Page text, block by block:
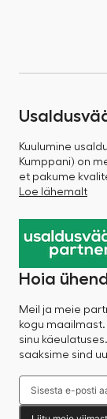
Kuulumine
Kumppani) on
et pakume
Loe lähemalt
Hoia
Meil ja meie
kogu
sinu
saaksime sind